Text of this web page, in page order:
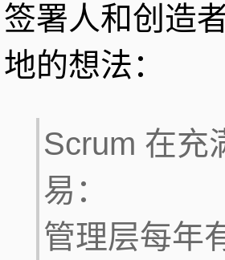
签署人和创造
地的想法：
Scrum 在充
易：
管理层每年